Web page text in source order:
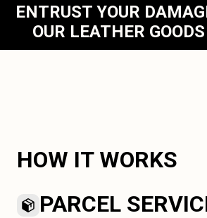
ENTRUST YOUR
OUR LEATHER
HOW IT WORKS
PARCEL